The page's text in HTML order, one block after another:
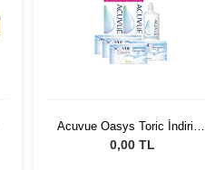
Acuvue Oasys Toric İndirimli
Lens Seti 4 Kutu
0,00 TL